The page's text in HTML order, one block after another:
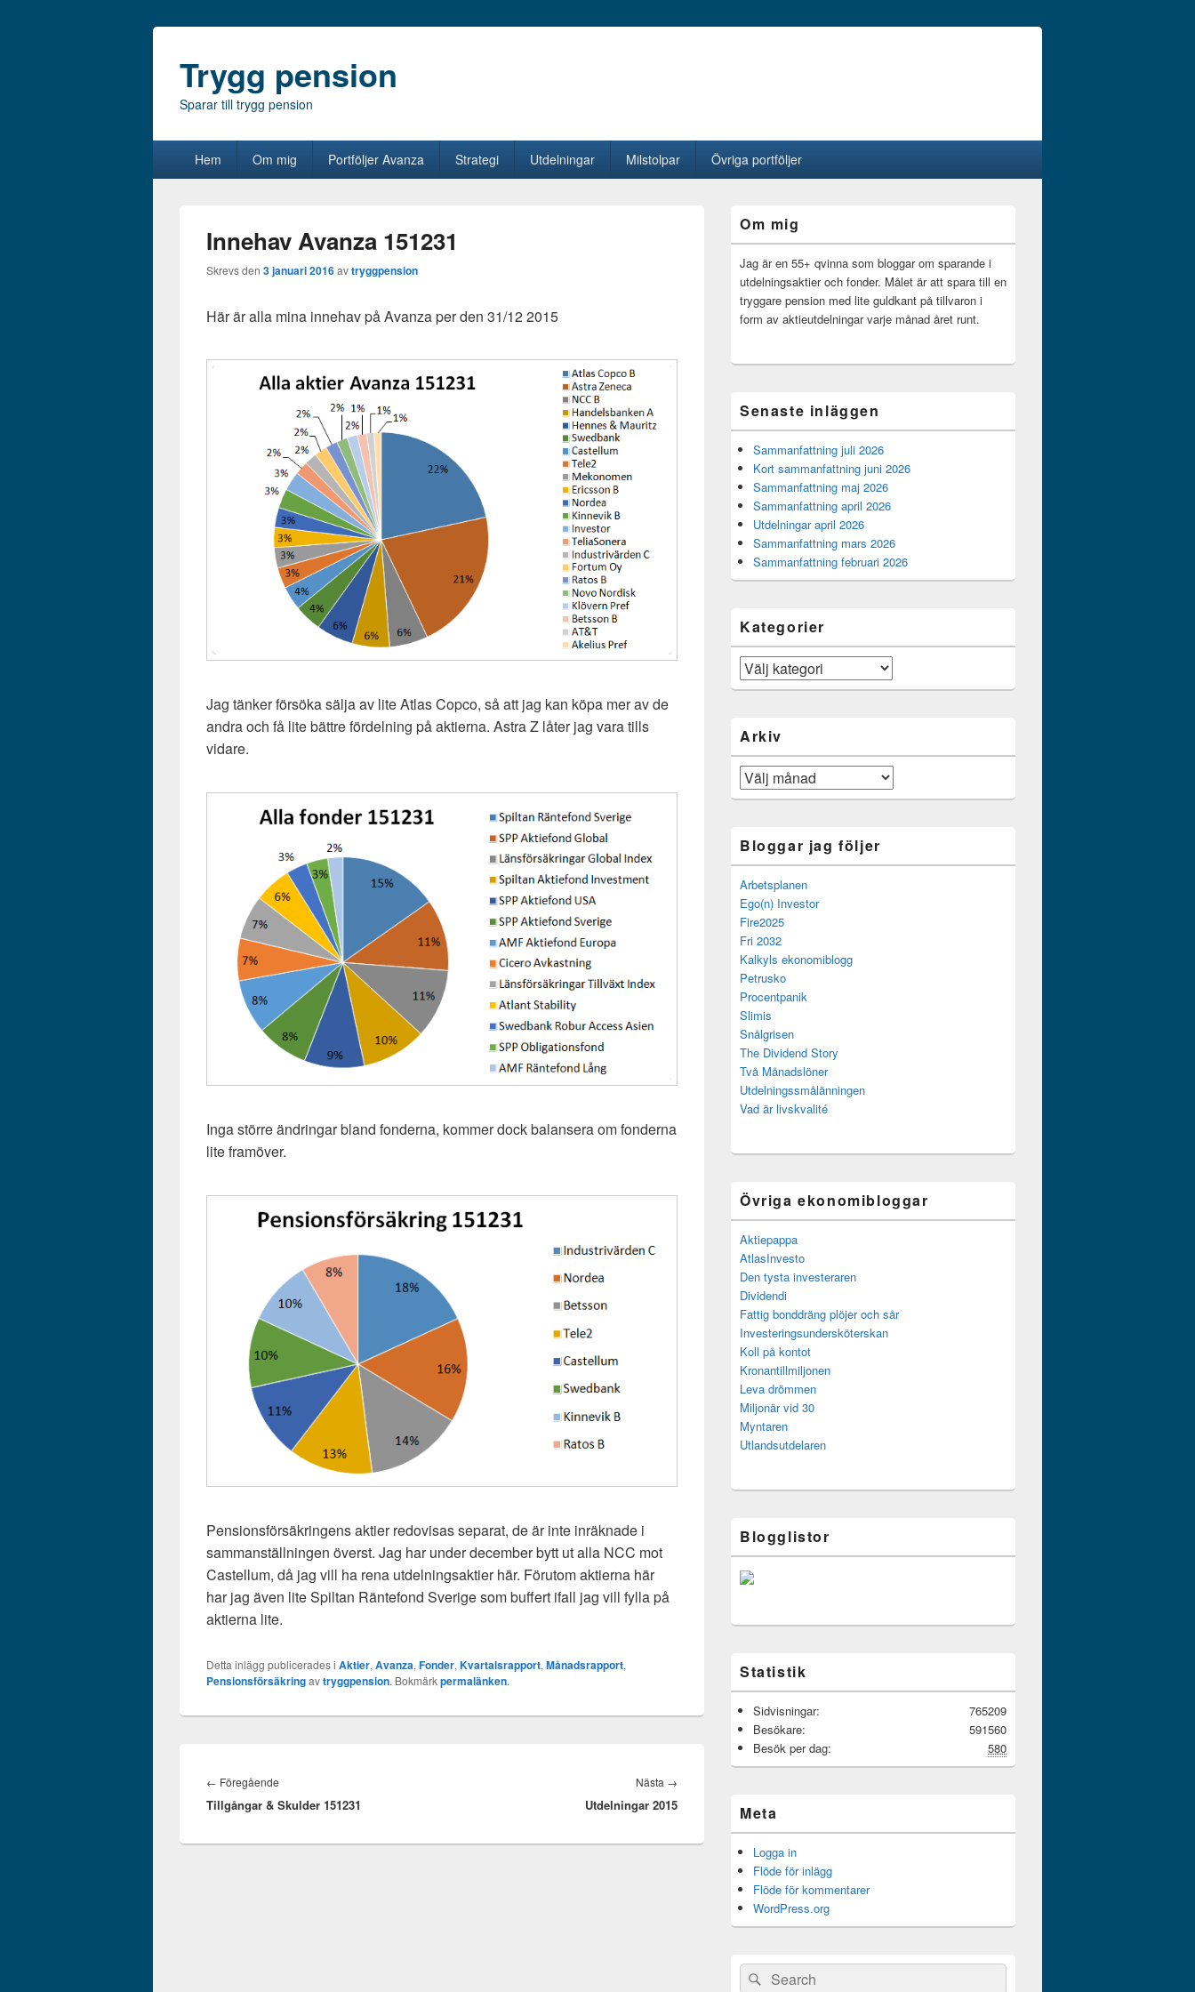
Trygg pension
Sparar till trygg pension
Hem Om mig Portföljer Avanza Strategi Utdelningar Milstolpar Övriga portföljer
Innehav Avanza 151231
Skrevs den 3 januari 2016avtryggpension
Här är alla mina innehav på Avanza per den 31/12 2015
Jag tänker försöka sälja av lite Atlas Copco, så att jag kan köpa mer av de
andra och få lite bättre fördelning på aktierna. Astra Z låter jag vara tills
vidare.
Inga större ändringar bland fonderna, kommer dock balansera om fonderna
lite framöver.
Pensionsförsäkringens aktier redovisas separat, de är inte inräknade i
sammanställningen överst. Jag har under december bytt ut alla NCC mot
Castellum, då jag vill ha rena utdelningsaktier här. Förutom aktierna här
har jag även lite Spiltan Räntefond Sverige som buffert ifall jag vill fylla på
aktierna lite.
Detta inlägg publicerades i Aktier, Avanza, Fonder, Kvartalsrapport, Månadsrapport,
Pensionsförsäkringavtryggpension. Bokmärkpermalänken.
← Föregående
inlägg:
Tillgångar & Skulder 151231
Nästa →
inlägg:
Utdelningar 2015
sidofältet
Widget
område
Om mig
Jag är en 55+ qvinna som bloggar om sparande i
utdelningsaktier och fonder. Målet är att spara till en
tryggare pension med lite guldkant på tillvaron i
form av aktieutdelningar varje månad året runt.
Senaste inläggen
Sammanfattning juli 2026
Kort sammanfattning juni 2026
Sammanfattning maj 2026
Sammanfattning april 2026
Utdelningar april 2026
Sammanfattning mars 2026
Sammanfattning februari 2026
Kategorier
Kategorier
Arkiv
Arkiv
Bloggar jag följer
Arbetsplanen
Ego(n) Investor
Fire2025
Fri 2032
Kalkyls ekonomiblogg
Petrusko
Procentpanik
Slimis
Snålgrisen
The Dividend Story
Två Månadslöner
Utdelningssmålänningen
Vad är livskvalité
Övriga ekonomibloggar
Aktiepappa
AtlasInvesto
Den tysta investeraren
Dividendi
Fattig bonddräng plöjer och sår
Investeringsundersköterskan
Koll på kontot
Kronantillmiljonen
Leva drömmen
Miljonär vid 30
Myntaren
Utlandsutdelaren
Blogglistor
Statistik
765209
Sidvisningar:
591560
Besökare:
580
Besök per dag:
Meta
Logga in
Flöde för inlägg
Flöde för kommentarer
WordPress.org
Sök
Sök